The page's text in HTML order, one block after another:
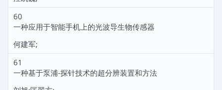
60
一种应用于智能手机上的光波导生物传感器
何建军;
61
一种基于泵浦-探针技术的超分辨装置和方法